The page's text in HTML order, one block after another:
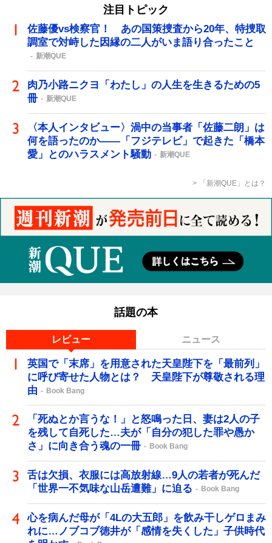
注目トピック
佐藤優vs検察官！ あの国策捜査から20年、特捜取
調室で対峙した因縁の二人がいま語り合ったこと
新潮QUE
肉乃小路ニクヨ「わたし」の人生を生きるための5
冊
新潮QUE
〈本人インタビュー〉渦中の当事者「佐藤二朗」は
何を語ったのか――「フジテレビ」で起きた「橋本
愛」とのハラスメント騒動
新潮QUE
「新潮QUE」とは？
話題の本
レビュー ニュース
英国で「末席」を用意された天皇陛下を「最前列」
に呼び寄せた人物とは？ 天皇陛下が尊敬される理
由
Book Bang
「死ぬとか言うな！」と怒鳴った日、妻は2人の子
を残して自死した…夫が「自分の犯した罪や愚か
さ」に向き合う魂の一冊
Book Bang
舌は欠損、衣服には高放射線…9人の若者が死んだ
「世界一不気味な山岳遭難」に迫る
Book Bang
心を病んだ母が「4Lの大五郎」を飲み干しゲロまみ
れに…ノブコブ徳井が「感情を失くした」子供時代